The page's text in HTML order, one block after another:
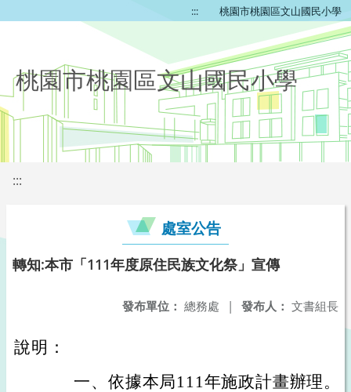
::: 桃園市桃園區文山國民小學
桃園市桃園區文山國民小學
:::
處室公告
轉知:本市「111年度原住民族文化祭」宣傳
發布人： 文書組長
發布單位： 總務處 |
說明：
一、 依據本局111年施政計畫辦理。